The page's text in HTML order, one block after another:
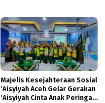
Majelis Kesejahteraan Sosial
‘Aisyiyah Aceh Gelar Gerakan
‘Aisyiyah Cinta Anak Peringati